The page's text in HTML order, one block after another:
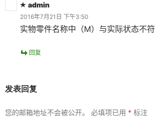
admin
2016年7月21日 下午3:50
实物零件名称中（M）与实际状态不符
回复
发表回复
您的邮箱地址不会被公开。 必填项已用 * 标注